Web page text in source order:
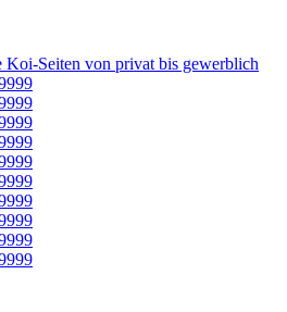
Koi-Seiten von privat bis gewerblich